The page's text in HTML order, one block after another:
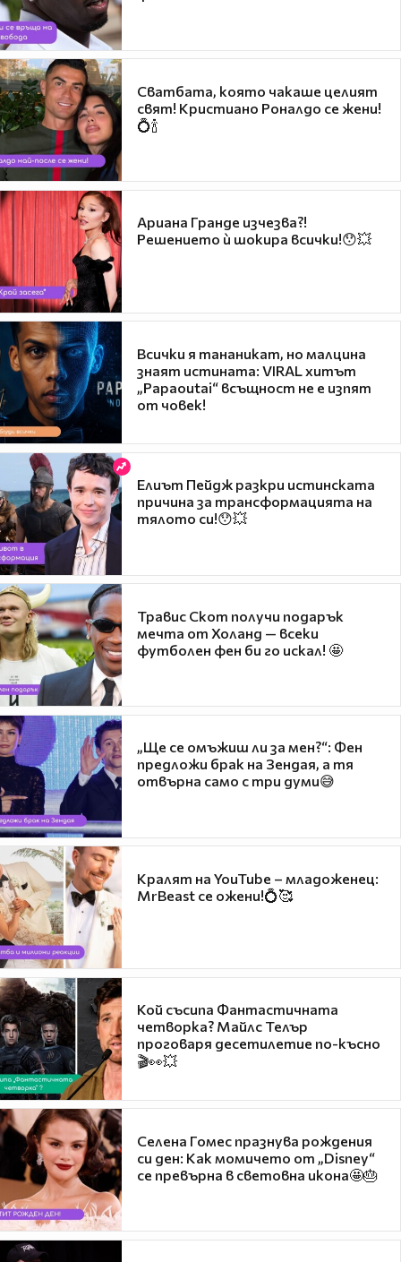
Сватбата, която чакаше целият
свят! Кристиано Роналдо се жени!
💍🍾
Ариана Гранде изчезва?!
Решението ѝ шокира всички!😯💥
Всички я тананикат, но малцина
знаят истината: VIRAL хитът
„Papaoutai“ всъщност не е изпят
от човек!
Елиът Пейдж разкри истинската
причина за трансформацията на
тялото си!😯💥
Травис Скот получи подарък
мечта от Холанд — всеки
футболен фен би го искал! 🤩
„Ще се омъжиш ли за мен?“: Фен
предложи брак на Зендая, а тя
отвърна само с три думи😅
Кралят на YouTube – младоженец:
MrBeast се ожени!💍🥰
Кой съсипа Фантастичната
четворка? Майлс Телър
проговаря десетилетие по-късно
🎬👀💥
Селена Гомес празнува рождения
си ден: Как момичето от „Disney“
се превърна в световна икона🤩🎂